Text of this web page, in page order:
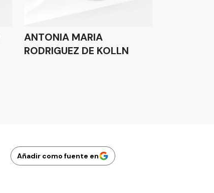
ANTONIA MARIA
RODRIGUEZ DE KOLLN
Añadir como fuente en